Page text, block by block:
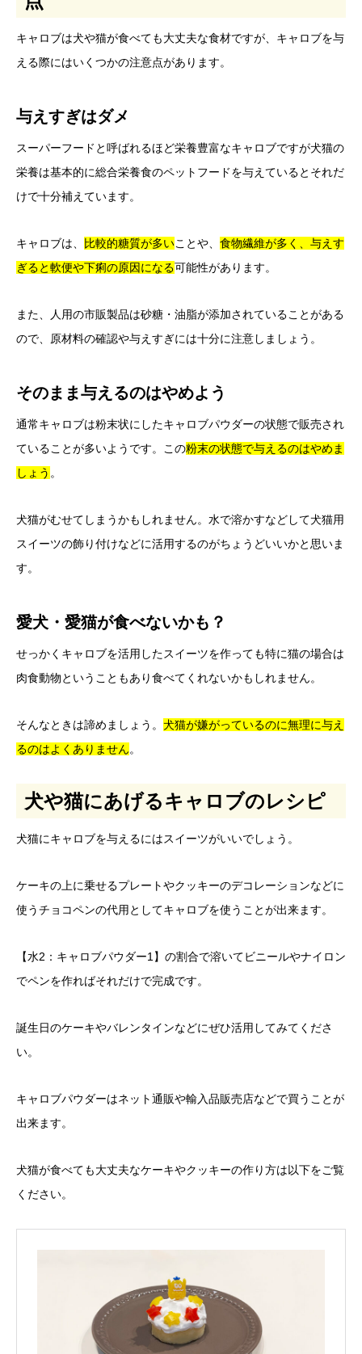
キャロブは犬や猫が食べても大丈夫な食材ですが、キャロブを与
える際にはいくつかの注意点があります。
与えすぎはダメ
スーパーフードと呼ばれるほど栄養豊富なキャロブですが犬猫の
栄養は基本的に総合栄養食のペットフードを与えているとそれだ
けで十分補えています。
キャロブは、 比較的糖質が多いことや、 食物繊維が多く、与えす
ぎると軟便や下痢の原因になる可能性があります。
また、人用の市販製品は砂糖・油脂が添加されていることがある
ので、原材料の確認や与えすぎには十分に注意しましょう。
そのまま与えるのはやめよう
通常キャロブは粉末状にしたキャロブパウダーの状態で販売され
ていることが多いようです。この粉末の状態で与えるのはやめま
しょう 。
犬猫がむせてしまうかもしれません。水で溶かすなどして犬猫用
スイーツの飾り付けなどに活用するのがちょうどいいかと思いま
す。
愛犬・愛猫が食べないかも？
せっかくキャロブを活用したスイーツを作っても特に猫の場合は
肉食動物ということもあり食べてくれないかもしれません。
そんなときは諦めましょう。 犬猫が嫌がっているのに無理に与え
るのはよくありません。
犬や猫にあげるキャロブのレシピ
犬猫にキャロブを与えるにはスイーツがいいでしょう。
ケーキの上に乗せるプレートやクッキーのデコレーションなどに
使うチョコペンの代用としてキャロブを使うことが出来ます。
【水2：キャロブパウダー1】の割合で溶いてビニールやナイロン
でペンを作ればそれだけで完成です。
誕生日のケーキやバレンタインなどにぜひ活用してみてくださ
い。
キャロブパウダーはネット通販や輸入品販売店などで買うことが
出来ます。
犬猫が食べても大丈夫なケーキやクッキーの作り方は以下をご覧
ください。